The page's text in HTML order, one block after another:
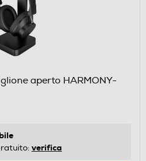
aperto HARMONY-
verifica